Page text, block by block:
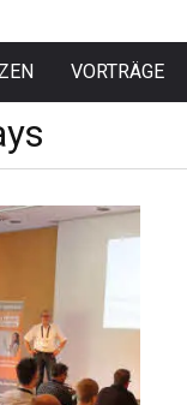
VORTRÄGE